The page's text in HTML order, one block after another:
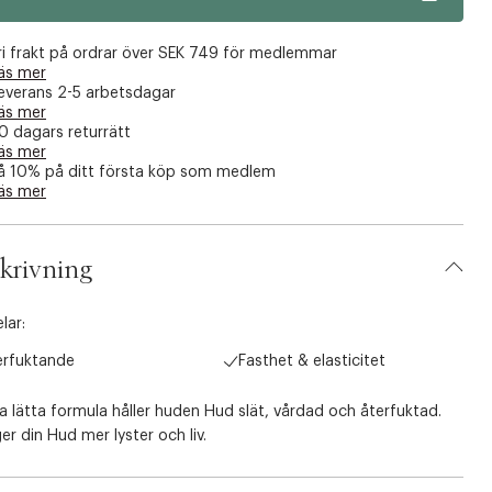
frakt på ordrar över SEK 749 för medlemmar
mer
2-5 arbetsdagar
mer
dagars returrätt
mer
10% på ditt första köp som medlem
mer
Fasthet & elasticitet
lätta formula håller huden Hud slät, vårdad och återfuktad.
din Hud mer lyster och liv.